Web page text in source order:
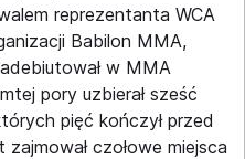
reprezentanta WCA
Babilon MMA,
w MMA
pory uzbierał sześć
pięć kończył przed
czołowe miejsca